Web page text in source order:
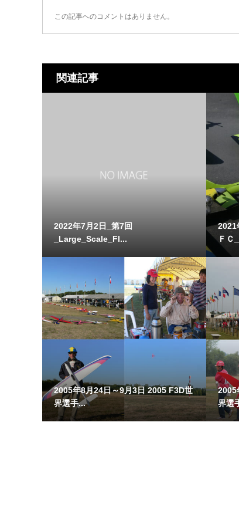
この記事へのコメントはありません。
関連記事
2022年7月2日_第7回
_Large_Scale_Fl...
2021
ＦＣ
2005年8月24日～9月3日 2005 F3D世
界選手...
2005
界選